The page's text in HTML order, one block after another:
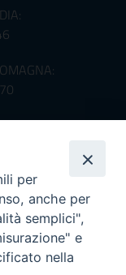
per entrambe le
dalle 08.00
caso
per
anche per
semplici",
e
nella